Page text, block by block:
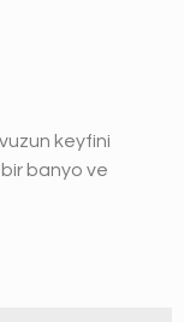
keyfini
banyo ve